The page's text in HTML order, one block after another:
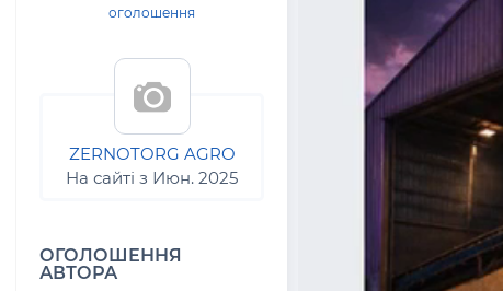
оголошення
ZERNOTORG AGRO
На сайті з Июн. 2025
ОГОЛОШЕННЯ
АВТОРА